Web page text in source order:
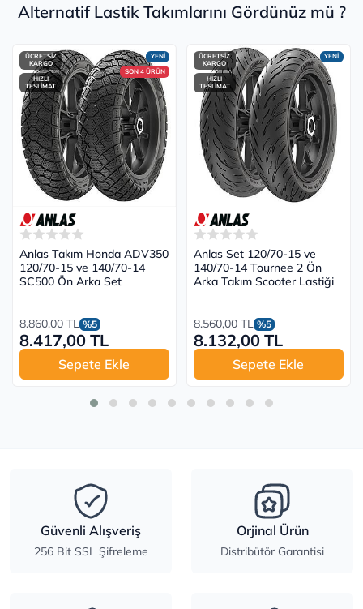
Alternatif Lastik Takımlarını Gördünüz mü ?
YENİ
SON 4 ÜRÜN
ÜCRETSİZ
KARGO
HIZLI
TESLİMAT
Anlas Takım Honda ADV350
120/70-15 ve 140/70-14
SC500 Ön Arka Set
8.860,00 TL %5
8.417,00 TL
Sepete Ekle
YENİ
ÜCRETSİZ
KARGO
HIZLI
TESLİMAT
Anlas Set 120/70-15 ve
140/70-14 Tournee 2 Ön
Arka Takım Scooter Lastiği
8.560,00 TL %5
8.132,00 TL
Sepete Ekle
Güvenli Alışveriş
256 Bit SSL Şifreleme
Orjinal Ürün
Distribütör Garantisi